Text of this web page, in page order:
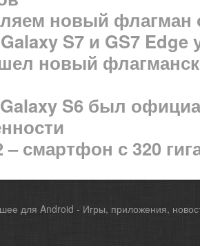
новый флагман
S7 и GS7 Edge
новый
S6 был
– смартфон с 320
для Android - Игры, приложения,